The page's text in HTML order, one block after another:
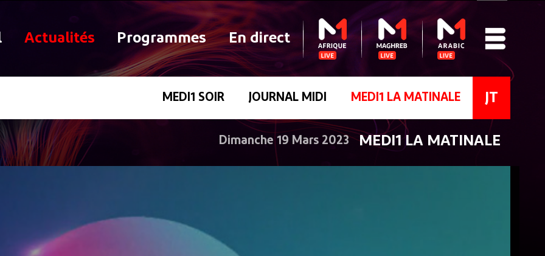
En direct
Programmes
Actualités
MEDI1 SOIR JOURNAL MIDI MEDI1 LA MATINALE JT
Dimanche 19 Mars 2023 MEDI1 LA MATINALE